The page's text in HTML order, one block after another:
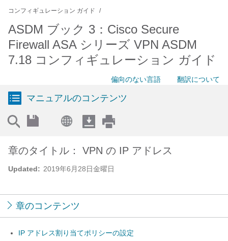
コンフィギュレーション ガイド
ASDM ブック 3：Cisco Secure
Firewall ASA シリーズ VPN ASDM
7.18 コンフィギュレーション ガイド
偏向のない言語 翻訳について
マニュアルのコンテンツ
Updated: 2019年6月28日金曜日
章のタイトル： VPN の IP アドレス
章のコンテンツ
IP アドレス割り当てポリシーの設定